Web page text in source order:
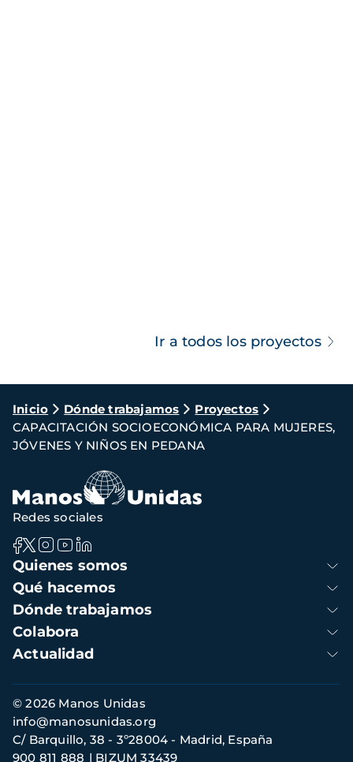
Ir a todos los proyectos
Ruta
de
navegación
Inicio Dónde trabajamos
Proyectos
CAPACITACIÓN SOCIOECONÓMICA PARA MUJERES,
JÓVENES Y NIÑOS EN PEDANA
Navegación
principal
Quienes somos
Qué hacemos
Dónde trabajamos
Colabora
Actualidad
Redes sociales
Información
de
contacto
© 2026 Manos Unidas
C/ Barquillo, 38 - 3º28004 - Madrid, España
900 811 888
BIZUM 33439
info@manosunidas.org